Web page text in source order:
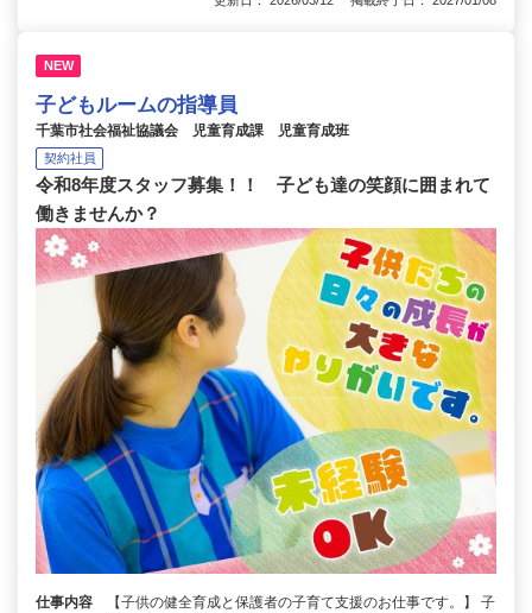
NEW
子どもルームの指導員
千葉市社会福祉協議会 児童育成課 児童育成班
契約社員
令和8年度スタッフ募集！！ 子ども達の笑顔に囲まれて
働きませんか？
仕事内容
【子供の健全育成と保護者の子育て支援のお仕事です。】 子